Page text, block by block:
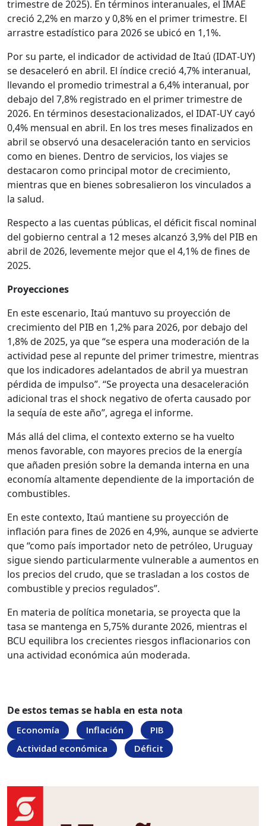
trimestre de 2025). En términos interanuales, el IMAE
creció 2,2% en marzo y 0,8% en el primer trimestre. El
arrastre estadístico para 2026 se ubicó en 1,1%.
Por su parte, el indicador de actividad de Itaú (IDAT‑UY)
se desaceleró en abril. El índice creció 4,7% interanual,
llevando el promedio trimestral a 6,4% interanual, por
debajo del 7,8% registrado en el primer trimestre de
2026. En términos desestacionalizados, el IDAT‑UY cayó
0,4% mensual en abril. En los tres meses finalizados en
abril se observó una desaceleración tanto en servicios
como en bienes. Dentro de servicios, los viajes se
destacaron como principal motor de crecimiento,
mientras que en bienes sobresalieron los vinculados a
la salud.
Respecto a las cuentas públicas, el déficit fiscal nominal
del gobierno central a 12 meses alcanzó 3,9% del PIB en
abril de 2026, levemente mejor que el 4,1% de fines de
2025.
Proyecciones
En este escenario, Itaú mantuvo su proyección de
crecimiento del PIB en 1,2% para 2026, por debajo del
1,8% de 2025, ya que “se espera una moderación de la
actividad pese al repunte del primer trimestre, mientras
que los indicadores adelantados de abril ya muestran
pérdida de impulso”. “Se proyecta una desaceleración
adicional tras el shock negativo de oferta causado por
la sequía de este año”, agrega el informe.
Más allá del clima, el contexto externo se ha vuelto
menos favorable, con mayores precios de la energía
que añaden presión sobre la demanda interna en una
economía altamente dependiente de la importación de
combustibles.
En este contexto, Itaú mantiene su proyección de
inflación para fines de 2026 en 4,9%, aunque se advierte
que “como país importador neto de petróleo, Uruguay
sigue siendo particularmente vulnerable a aumentos en
los precios del crudo, que se trasladan a los costos de
combustible y precios regulados”.
En materia de política monetaria, se proyecta que la
tasa se mantenga en 5,75% durante 2026, mientras el
BCU equilibra los crecientes riesgos inflacionarios con
una actividad económica aún moderada.
De estos temas se habla en esta nota
Economía Inflación
PIB
Actividad económica
Déficit